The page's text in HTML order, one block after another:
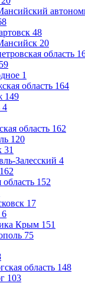
48
20
область
1
область 164
149
4
область 162
120
31
Залесский 4
162
область 152
17
6
Крым 151
75
область 148
103